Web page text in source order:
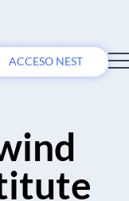
ACCESO NEST